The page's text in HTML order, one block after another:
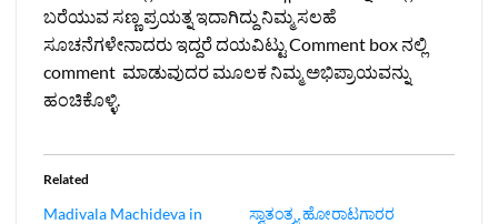
ಬರೆಯುವ ಸಣ್ಣ ಪ್ರಯತ್ನ ಇದಾಗಿದ್ದು ನಿಮ್ಮ ಸಲಹೆ
ಸೂಚನೆಗಳೇನಾದರು ಇದ್ದರೆ ದಯವಿಟ್ಟು Comment box ನಲ್ಲಿ
comment ಮಾಡುವುದರ ಮೂಲಕ ನಿಮ್ಮ ಅಭಿಪ್ರಾಯವನ್ನು
ಹಂಚಿಕೊಳ್ಳಿ.
Related
Madivala Machideva in
ಸ್ವಾತಂತ್ರ್ಯ ಹೋರಾಟಗಾರರ